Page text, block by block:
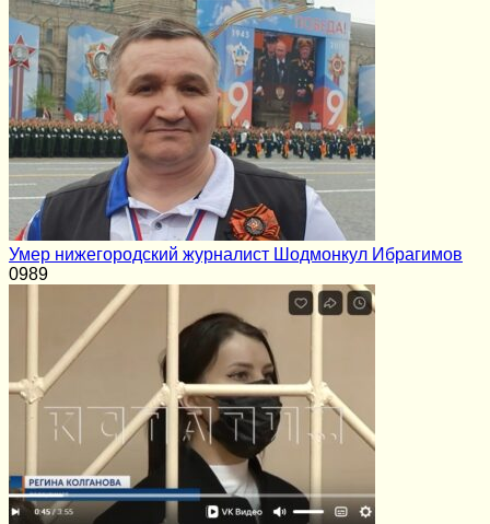
Умер нижегородский журналист Шодмонкул Ибрагимов
0989